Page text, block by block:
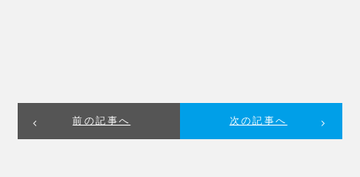
前の記事へ 次の記事へ